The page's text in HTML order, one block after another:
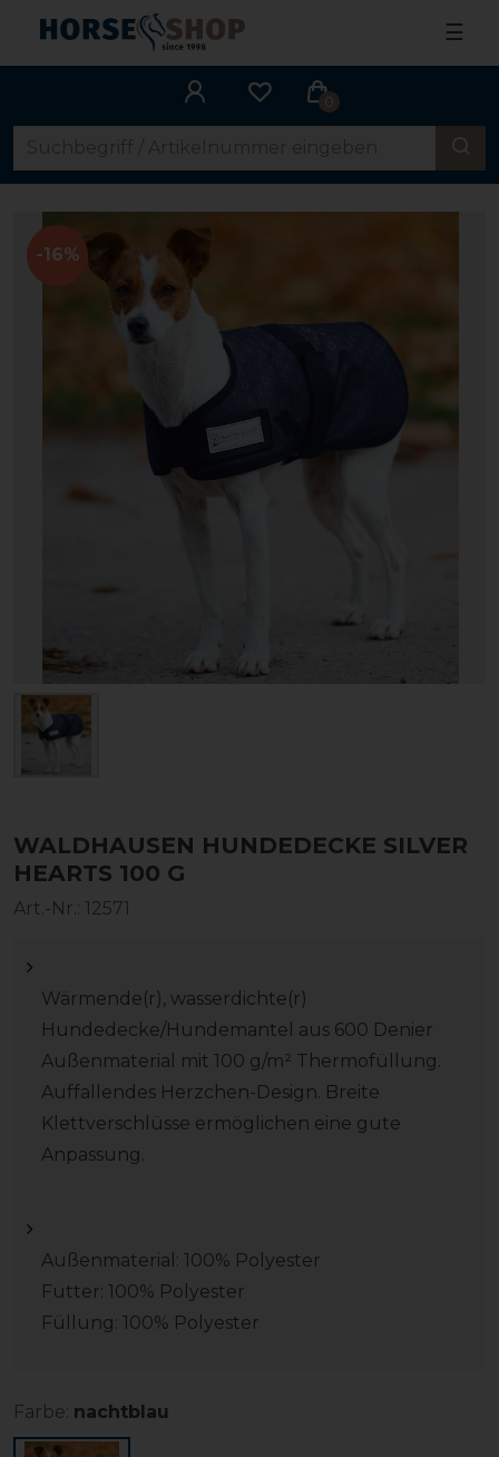
☰
0
-16%
WALDHAUSEN HUNDEDECKE SILVER
HEARTS 100 G
Art.-Nr.: 12571
Wärmende(r), wasserdichte(r)
Hundedecke/Hundemantel aus 600 Denier
Außenmaterial mit 100 g/m² Thermofüllung.
Auffallendes Herzchen-Design. Breite
Klettverschlüsse ermöglichen eine gute
Anpassung.
Außenmaterial: 100% Polyester
Futter: 100% Polyester
Füllung: 100% Polyester
Farbe: nachtblau